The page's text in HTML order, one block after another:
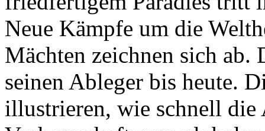
Neue Kämpfe um die
Mächten zeichnen sich
seinen Ableger bis heute.
illustrieren, wie schnell die